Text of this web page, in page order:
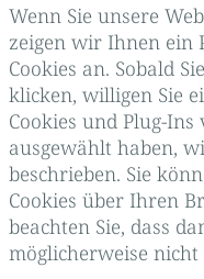
verschiedenes
Wenn Sie unsere
zeigen wir Ihnen ein
Cookies an. Sobald
klicken, willigen Sie
Cookies und Plug-
ausgewählt haben,
beschrieben. Sie
Cookies über Ihren
beachten Sie, dass
möglicherweise